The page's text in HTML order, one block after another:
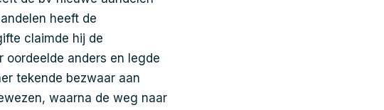
heeft de
claimde hij de
anders en legde
tekende bezwaar aan
waarna de weg naar